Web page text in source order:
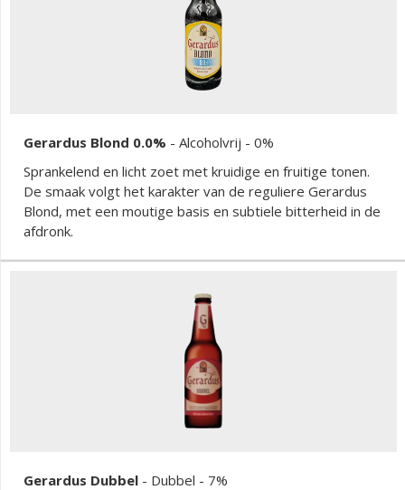
Gerardus Blond 0.0% - Alcoholvrij - 0%
Sprankelend en licht zoet met kruidige en fruitige tonen.
De smaak volgt het karakter van de reguliere Gerardus
Blond, met een moutige basis en subtiele bitterheid in de
afdronk.
Gerardus Dubbel - Dubbel - 7%